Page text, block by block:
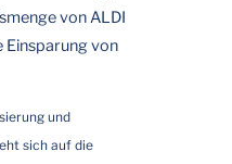
von ALDI
Einsparung von
und
sich auf die